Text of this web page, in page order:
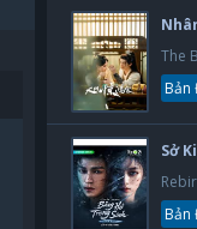
The
Bản
Sở
Bản